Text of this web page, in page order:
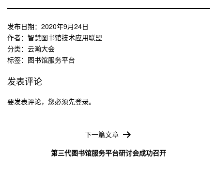
发布日期： 2020年9月24日
作者： 智慧图书馆技术应用联盟
分类： 云瀚大会
标签： 图书馆服务平台
发表评论
要发表评论，您必须先登录。
下一篇文章
第三代图书馆服务平台研讨会成功召开